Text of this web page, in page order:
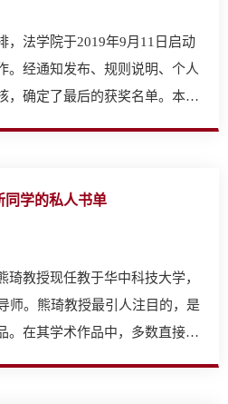
，法学院于2019年9月11日启动
。经通知发布、规则说明、个人
，确定了最后的获奖名单。本着
同学的私人书单
教授现任教于华中科技大学，
师。熊琦教授最引人注目的，是
。在其学术作品中，多数直接引